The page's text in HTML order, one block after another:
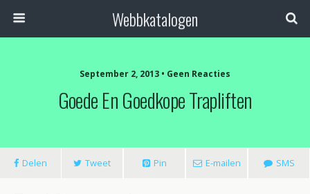
Webbkatalogen
September 2, 2013 • Geen Reacties
Goede En Goedkope Trapliften
Delen Tweet Pin E-mailen SMS